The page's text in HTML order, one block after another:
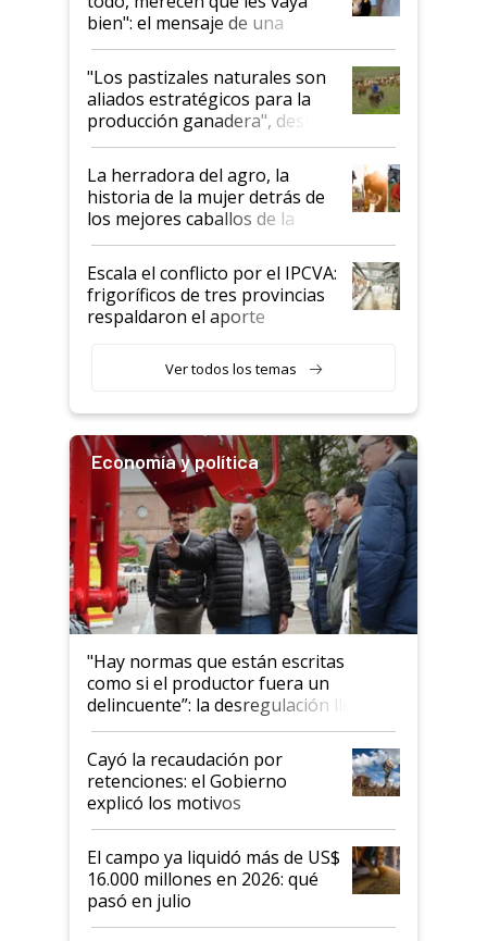
bien": el mensaje de una
ganadera uruguaya sobre las
oportunidades que se abren
para el agro en Argentina, con
foco en la carne
"Los pastizales naturales son
aliados estratégicos para la
producción ganadera", destaca
la iniciativa que ya reúne a 46
establecimientos en Argentina
La herradora del agro, la
historia de la mujer detrás de
los mejores caballos de la
Argentina y los mitos que
todavía hacen sufrir a estos
animales: "Mientras me
descalificaban, yo seguí
haciendo currículum"
Escala el conflicto por el IPCVA:
frigoríficos de tres provincias
respaldaron el aporte
Ver todos los temas
Economía y política
"Hay normas que están escritas
como si el productor fuera un
delincuente”: la desregulación llegó
al Congreso Aapresid y hasta se
habló del financiamiento al IPCVA
Cayó la recaudación por
retenciones: el Gobierno
explicó los motivos
El campo ya liquidó más de US$
16.000 millones en 2026: qué
pasó en julio